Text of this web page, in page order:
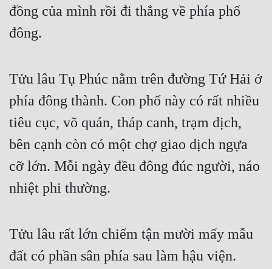
Ngược
Nữ Cường
Phong Thủy - Tâm Linh
Phản Phái
Quan Trường
Quân Sự
Sắc
Sủng
đồng của mình rồi đi thẳng về phía phố
đông.
Tửu lâu Tụ Phúc nằm trên đường Tứ Hải ở
phía đông thành. Con phố này có rất nhiều
tiêu cục, võ quán, tháp canh, trạm dịch,
bên cạnh còn có một chợ giao dịch ngựa
cỡ lớn. Mỗi ngày đều đông đúc người, náo
nhiệt phi thường.
Tửu lâu rất lớn chiếm tận mười mấy mẫu
đất có phần sân phía sau làm hậu viện.